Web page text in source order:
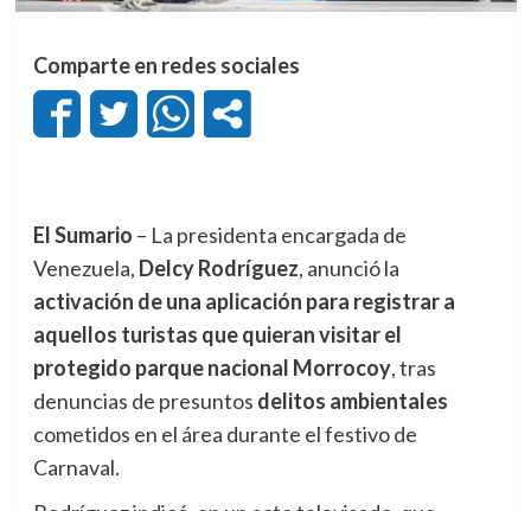
Comparte en redes sociales
El Sumario – La presidenta encargada de
Venezuela, Delcy Rodríguez, anunció la
activación de una aplicación para registrar a
aquellos turistas que quieran visitar el
protegido parque nacional Morrocoy, tras
denuncias de presuntos delitos ambientales
cometidos en el área durante el festivo de
Carnaval.